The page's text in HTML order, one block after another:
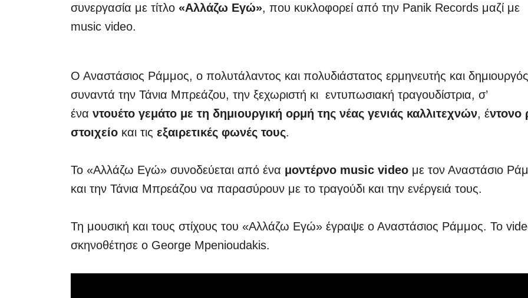
συνεργασία με τίτλο «Αλλάζω Εγώ», που κυκλοφορεί από την Panik Records μαζί με
music video.
Ο Αναστάσιος Ράμμος, o πολυτάλαντος και πολυδιάστατος ερμηνευτής και
συναντά την Τάνια Μπρεάζου, την ξεχωριστή κι εντυπωσιακή τραγουδίστρια, σ’
ένα ντουέτο γεμάτο με τη δημιουργική ορμή της νέας γενιάς καλλιτεχνών, έντονο
στοιχείοκαι τις εξαιρετικές φωνές τους.
Το «Αλλάζω Εγώ» συνοδεύεται από ένα μοντέρνο music video με τον Αναστάσιο
και την Τάνια Μπρεάζου να παρασύρουν με το τραγούδι και την ενέργειά τους.
Τη μουσική και τους στίχους του «Αλλάζω Εγώ» έγραψε ο Αναστάσιος Ράμμος. Το
σκηνοθέτησε ο George Mpenioudakis.